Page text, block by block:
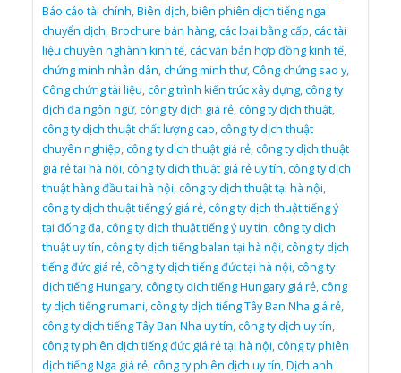
Báo cáo tài chính,Biên dịch,biên phiên dịch tiếng nga
chuyển dịch,Brochure bán hàng,các loại bằng cấp,các tài
liệu chuyên nghành kinh tế,các văn bản hợp đồng kinh tế,
chứng minh nhân dân,chứng minh thư,Công chứng sao y,
Công chứng tài liệu,công trình kiến trúc xây dựng,công ty
dịch đa ngôn ngữ,công ty dịch giá rẻ,công ty dịch thuật,
công ty dịch thuật chất lượng cao,công ty dịch thuật
chuyên nghiệp,công ty dịch thuật giá rẻ,công ty dịch thuật
giá rẻ tại hà nội,công ty dịch thuật giá rẻ uy tín,công ty dịch
thuật hàng đầu tại hà nội,công ty dịch thuật tại hà nội,
công ty dịch thuật tiếng ý giá rẻ,công ty dịch thuật tiếng ý
tại đống đa,công ty dịch thuật tiếng ý uy tín,công ty dịch
thuật uy tín,công ty dịch tiếng balan tại hà nội,công ty dịch
tiếng đức giá rẻ,công ty dịch tiếng đức tại hà nội,công ty
dịch tiếng Hungary,công ty dịch tiếng Hungary giá rẻ,công
ty dịch tiếng rumani,công ty dịch tiếng Tây Ban Nha giá rẻ,
công ty dịch tiếng Tây Ban Nha uy tín,công ty dịch uy tín,
công ty phiên dịch tiếng đức giá rẻ tại hà nội,công ty phiên
dịch tiếng Nga giá rẻ,công ty phiên dịch uy tín,Dịch anh